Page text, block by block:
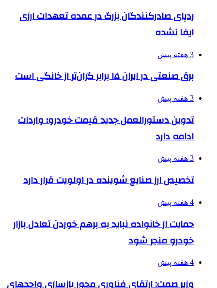
ردپای صادرکنندگان بزرگ در عمده تعهدات ارزی
ایفا نشده
3 هفته پیش
برق صنعتی در ایران ۱۵ برابر گران‌تر از خانگی است
3 هفته پیش
تدوین دستورالعمل جدید قیمت خودرو؛ واردات
ادامه دارد
3 هفته پیش
تخصیص ارز صنایع شوینده در اولویت قرار دارد
4 هفته پیش
حمایت از خانواده نباید به برهم خوردن تعادل بازار
خودرو منجر شود
4 هفته پیش
وزیر صمت: ارتقای فناوری محور بازسازی واحدهای